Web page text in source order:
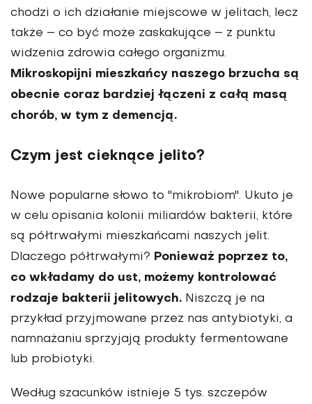
chodzi o ich działanie miejscowe w jelitach, lecz
także – co być może zaskakujące – z punktu
widzenia zdrowia całego organizmu.
Mikroskopijni mieszkańcy naszego brzucha są
obecnie coraz bardziej łączeni z całą masą
chorób, w tym z demencją.
Czym jest cieknące jelito?
Nowe popularne słowo to "mikrobiom". Ukuto je
w celu opisania kolonii miliardów bakterii, które
są półtrwałymi mieszkańcami naszych jelit.
Dlaczego półtrwałymi? Ponieważ poprzez to,
co wkładamy do ust, możemy kontrolować
rodzaje bakterii jelitowych. Niszczą je na
przykład przyjmowane przez nas antybiotyki, a
namnażaniu sprzyjają produkty fermentowane
lub probiotyki.
Według szacunków istnieje 5 tys. szczepów